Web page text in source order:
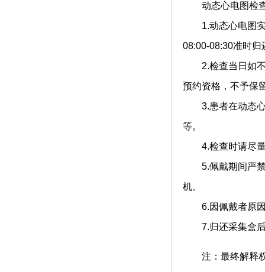
动态心电图检
1.动态心电图实
08:00-08:30准时归
2.检查当日如不
预约资格，不予保
3.患者在动态心
等。
4.检查时请尽量
5.佩戴期间严禁
机。
6.因佩戴者原因
7.归还采集盒后
注：最终解释权